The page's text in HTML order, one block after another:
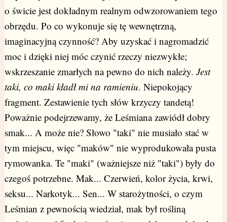
o świcie jest dokładnym realnym odwzorowaniem tego
obrzędu. Po co wykonuje się tę wewnętrzną,
imaginacyjną czynność? Aby uzyskać i nagromadzić
moc i dzięki niej móc czynić rzeczy niezwykłe;
wskrzeszanie zmarłych na pewno do nich należy. Jest
taki, co maki kładł mi na ramieniu. Niepokojący
fragment. Zestawienie tych słów krzyczy tandetą!
Poważnie podejrzewamy, że Leśmiana zawiódł dobry
smak... A może nie? Słowo "taki" nie musiało stać w
tym miejscu, więc "maków" nie wyprodukowała pusta
rymowanka. Te "maki" (ważniejsze niż "taki") były do
czegoś potrzebne. Mak... Czerwień, kolor życia, krwi,
seksu... Narkotyk... Sen... W starożytności, o czym
Leśmian z pewnością wiedział, mak był rośliną